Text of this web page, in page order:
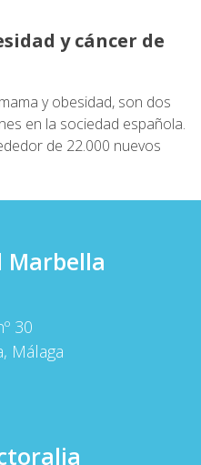
y cáncer de
y obesidad, son dos
en la sociedad española.
de 22.000 nuevos
Marbella
30
Málaga